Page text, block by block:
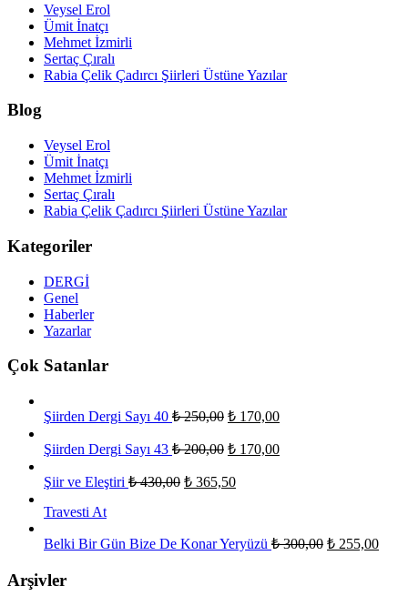
Veysel Erol
Ümit İnatçı
Mehmet İzmirli
Sertaç Çıralı
Rabia Çelik Çadırcı Şiirleri Üstüne Yazılar
Blog
Veysel Erol
Ümit İnatçı
Mehmet İzmirli
Sertaç Çıralı
Rabia Çelik Çadırcı Şiirleri Üstüne Yazılar
Kategoriler
DERGİ
Genel
Haberler
Yazarlar
Çok Satanlar
Şiirden Dergi Sayı 40 ₺250,00 ₺ 170,00
Şiirden Dergi Sayı 43 ₺200,00 ₺ 170,00
Şiir ve Eleştiri ₺430,00 ₺ 365,50
Travesti At
Belki Bir Gün Bize De Konar Yeryüzü ₺300,00 ₺ 255,00
Arşivler